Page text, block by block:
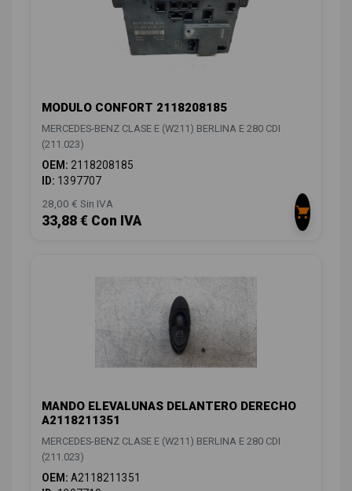
MODULO CONFORT 2118208185
MERCEDES-BENZ CLASE E (W211) BERLINA E 280 CDI
(211.023)
OEM: 2118208185
ID: 1397707
28,00 € Sin IVA
33,88 € Con IVA
MANDO ELEVALUNAS DELANTERO DERECHO
A2118211351
MERCEDES-BENZ CLASE E (W211) BERLINA E 280 CDI
(211.023)
OEM: A2118211351